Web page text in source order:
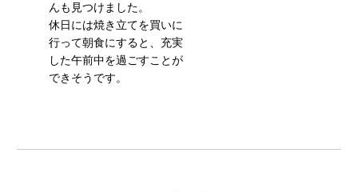
んも見つけました。
休日には焼き立てを買いに
行って朝食にすると、充実
した午前中を過ごすことが
できそうです。